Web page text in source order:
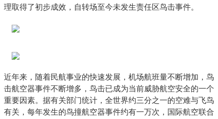
理取得了初步成效，自转场至今未发生责任区鸟击事件。
近年来，随着民航事业的快速发展，机场航班量不断增加，鸟
击航空器事件不断增多，鸟击已成为当前威胁航空安全的一个
重要因素。据有关部门统计，全世界约三分之一的空难与飞鸟
有关，每年发生的鸟撞航空器事件约有一万次，国际航空联合